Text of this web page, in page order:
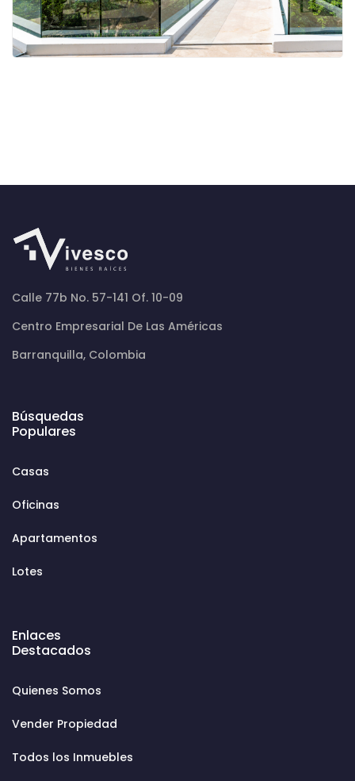
Calle 77b No. 57-141 Of. 10-09
Centro Empresarial De Las Américas
Barranquilla, Colombia
Búsquedas
Populares
Casas
Oficinas
Apartamentos
Lotes
Enlaces
Destacados
Quienes Somos
Vender Propiedad
Todos los Inmuebles